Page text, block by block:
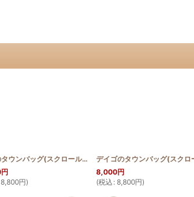
[SCROLL_BAG_PINE]
ホヌのタウンバッグ(スクロールデザイン) [SCROLL_BAG_HONU]
円
8,800円)
8,000円
(税込 : 8,800円)